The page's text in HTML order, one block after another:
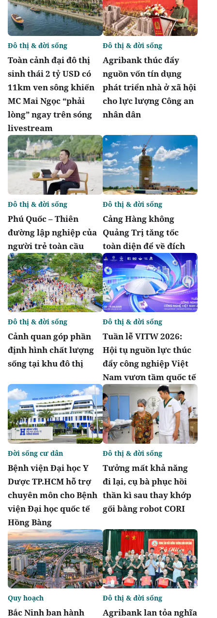
Toàn cảnh đại đô thị
sinh thái 2 tỷ USD có
11km ven sông khiến
MC Mai Ngọc “phải
lòng” ngay trên sóng
livestream
Đô thị & đời sống
Agribank thúc đẩy
nguồn vốn tín dụng
phát triển nhà ở xã hội
cho lực lượng Công an
nhân dân
Đô thị & đời sống
Phú Quốc – Thiên
đường lập nghiệp của
người trẻ toàn cầu
Đô thị & đời sống
Cảng Hàng không
Quảng Trị tăng tốc
toàn diện để về đích
Đô thị & đời sống
Cảnh quan góp phần
định hình chất lượng
sống tại khu đô thị
Đô thị & đời sống
Tuần lễ VITW 2026:
Hội tụ nguồn lực thúc
đẩy công nghiệp Việt
Nam vươn tầm quốc tế
Đô thị & đời sống
Bệnh viện Đại học Y
Dược TP.HCM hỗ trợ
chuyên môn cho Bệnh
viện Đại học quốc tế
Hồng Bàng
Đời sống cư dân
Tưởng mất khả năng
đi lại, cụ bà phục hồi
thần kì sau thay khớp
gối bằng robot CORI
Đô thị & đời sống
Bắc Ninh ban hành
Quy hoạch
Agribank lan tỏa nghĩa
Đô thị & đời sống